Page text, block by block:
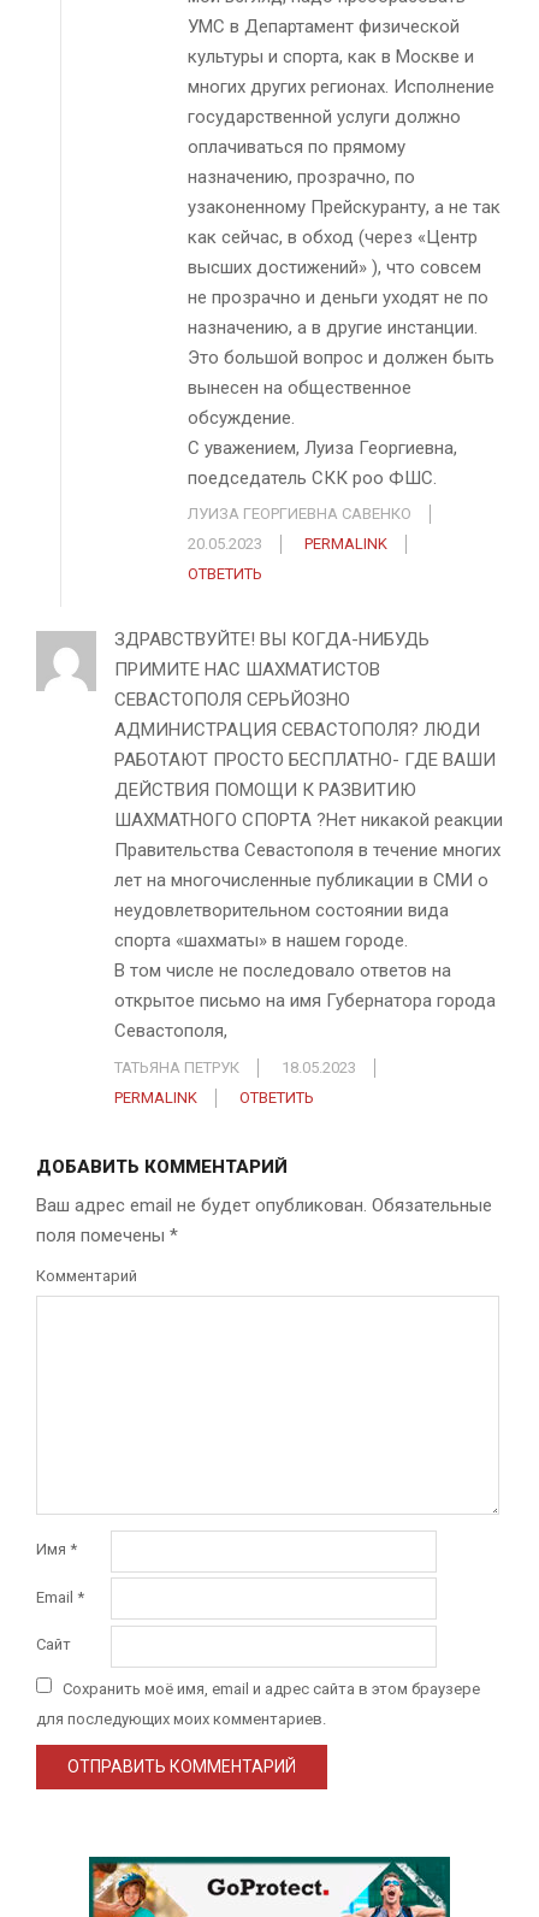
УМС в Департамент физической
культуры и спорта, как в Москве и
многих других регионах. Исполнение
государственной услуги должно
оплачиваться по прямому
назначению, прозрачно, по
узаконенному Прейскуранту, а не так
как сейчас, в обход (через «Центр
высших достижений» ), что совсем
не прозрачно и деньги уходят не по
назначению, а в другие инстанции.
Это большой вопрос и должен быть
вынесен на общественное
обсуждение.
С уважением, Луиза Георгиевна,
поедседатель СКК роо ФШС.
ЛУИЗА ГЕОРГИЕВНА САВЕНКО
20.05.2023
PERMALINK
ОТВЕТИТЬ
ЗДРАВСТВУЙТЕ! ВЫ КОГДА-НИБУДЬ
ПРИМИТЕ НАС ШАХМАТИСТОВ
СЕВАСТОПОЛЯ СЕРЬЙОЗНО
АДМИНИСТРАЦИЯ СЕВАСТОПОЛЯ? ЛЮДИ
РАБОТАЮТ ПРОСТО БЕСПЛАТНО- ГДЕ ВАШИ
ДЕЙСТВИЯ ПОМОЩИ К РАЗВИТИЮ
ШАХМАТНОГО СПОРТА ?Нет никакой реакции
Правительства Севастополя в течение многих
лет на многочисленные публикации в СМИ о
неудовлетворительном состоянии вида
спорта «шахматы» в нашем городе.
В том числе не последовало ответов на
открытое письмо на имя Губернатора города
Севастополя,
ТАТЬЯНА ПЕТРУК
18.05.2023
PERMALINK
ОТВЕТИТЬ
ДОБАВИТЬ КОММЕНТАРИЙ
Ваш адрес email не будет опубликован. Обязательные
поля помечены *
Комментарий
Имя *
Email *
Сайт
Сохранить моё имя, email и адрес сайта в этом браузере
для последующих моих комментариев.